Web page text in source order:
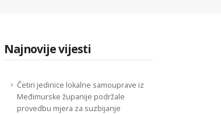
Najnovije vijesti
Četiri jedinice lokalne samouprave iz
Međimurske županije podržale
provedbu mjera za suzbijanje